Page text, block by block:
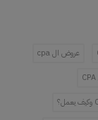
عروض ال cpa